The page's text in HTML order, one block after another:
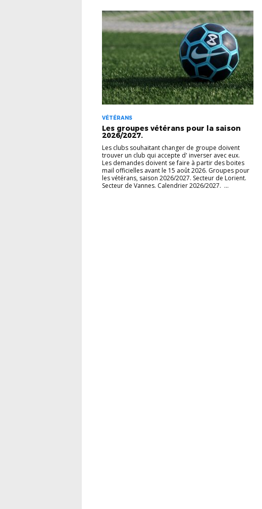
VÉTÉRANS
Les groupes vétérans pour la saison
2026/2027.
Les clubs souhaitant changer de groupe doivent
trouver un club qui accepte d' inverser avec eux.
Les demandes doivent se faire à partir des boites
mail officielles avant le 15 août 2026. Groupes pour
les vétérans, saison 2026/2027. Secteur de Lorient.
Secteur de Vannes. Calendrier 2026/2027. ...